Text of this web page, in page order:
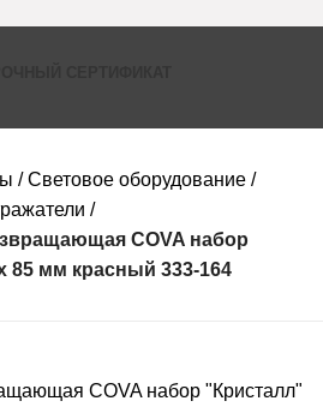
Световое оборудование
COVA набор
85 мм красный 333-164